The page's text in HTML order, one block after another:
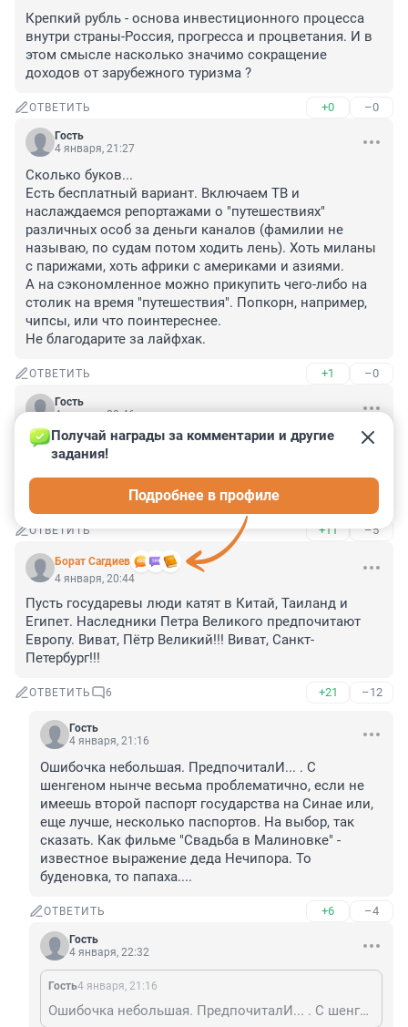
Крепкий рубль - основа инвестиционного процесса
внутри страны-Россия, прогресса и процветания. И в
этом смысле насколько значимо сокращение
доходов от зарубежного туризма ?
ОТВЕТИТЬ +0 –0
Гость
4 января, 21:27
Сколько буков...
Есть бесплатный вариант. Включаем ТВ и
наслаждаемся репортажами о "путешествиях"
различных особ за деньги каналов (фамилии не
называю, по судам потом ходить лень). Хоть миланы
с парижами, хоть африки с америками и азиями.
А на сэкономленное можно прикупить чего-либо на
столик на время "путешествия". Попкорн, например,
чипсы, или что поинтереснее.
Не благодарите за лайфхак.
ОТВЕТИТЬ +1 –0
Гость
4 января, 20:46
Раньше всей семьёй на выходных стабильно хотя бы
раз в полгода отдыхали в аквапарке и спа Иматры,
обходилось в три копейки. А теперь предлагают
выбор между дизентерией и ветрянкой.
ОТВЕТИТЬ +11 –5
Борат Сaгдиев
Получай награды за комментарии и другие
задания!
Подробнее в профиле
4 января, 20:44
Пусть государевы люди катят в Китай, Таиланд и
Египет. Наследники Петра Великого предпочитают
Европу. Виват, Пётр Великий!!! Виват, Санкт-
Петербург!!!
ОТВЕТИТЬ 6 +21 –12
Гость
4 января, 21:16
Ошибочка небольшая. ПредпочиталИ... . С
шенгеном нынче весьма проблематично, если не
имеешь второй паспорт государства на Синае или,
еще лучше, несколько паспортов. На выбор, так
сказать. Как фильме "Свадьба в Малиновке" -
известное выражение деда Нечипора. То
буденовка, то папаха....
ОТВЕТИТЬ +6 –4
Гость
4 января, 22:32
Гость4 января, 21:16
Ошибочка небольшая. ПредпочиталИ... . С шенгеном нынче весьма проблематично, если не имеешь второй паспорт государства на Синае или, еще лучше, несколько паспортов. На выбор, так сказать. Как фильме "Свадьба в Малиновке" - известное выражение деда Нечипора. То буденовка, то папаха....